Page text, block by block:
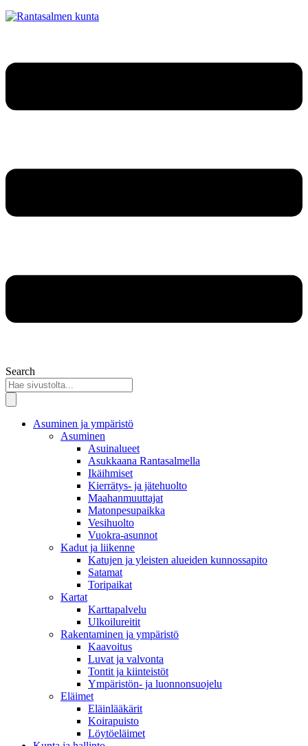
Search
Asuminen ja ympäristö
Asuminen
Asuinalueet
Asukkaana Rantasalmella
Ikäihmiset
Kierrätys- ja jätehuolto
Maahanmuuttajat
Matonpesupaikka
Vesihuolto
Vuokra-asunnot
Kadut ja liikenne
Katujen ja yleisten alueiden kunnossapito
Satamat
Toripaikat
Kartat
Karttapalvelu
Ulkoilureitit
Rakentaminen ja ympäristö
Kaavoitus
Luvat ja valvonta
Tontit ja kiinteistöt
Ympäristön- ja luonnonsuojelu
Eläimet
Eläinlääkärit
Koirapuisto
Löytöeläimet